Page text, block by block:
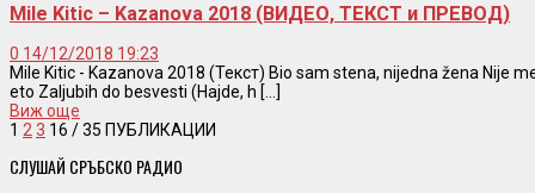
Mile Kitic – Kazanova 2018 (ВИДЕО, ТЕКСТ и ПРЕВОД)
0 14/12/2018 19:23
Mile Kitic - Kazanova 2018 (Текст) Bio sam stena, nijedna žena Nije
eto Zaljubih do besvesti (Hajde, h [...]
Виж още
1 23 16 / 35 ПУБЛИКАЦИИ
СЛУШАЙ СРЪБСКО РАДИО